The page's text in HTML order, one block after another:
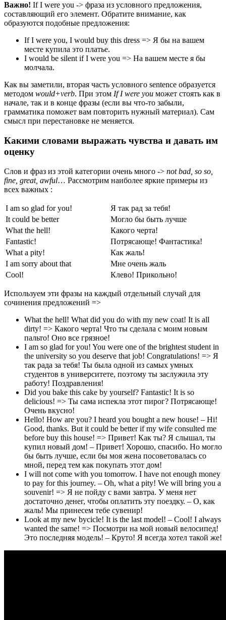
Важно! If I were you -> фраза из условного предложения,
составляющий его элемент. Обратите внимание, как
образуются подобные предложения:
If I were you, I would buy this dress => Я бы на вашем
месте купила это платье.
I would be silent if I were you => На вашем месте я бы
молчала.
Как вы заметили, вторая часть условного sentence образуется
методом would+verb. При этом If I were you может стоять как в
начале, так и в конце фразы (если вы что-то забыли,
грамматика поможет вам повторить нужный материал). Сам
смысл при перестановке не меняется.
Какими словами выражать чувства и давать им
оценку
Слов и фраз из этой категории очень много -> not bad, so so,
fine, great, awful… Рассмотрим наиболее яркие примеры из
всех важных :
I am so glad for you!
Я так рад за тебя!
It could be better
Могло бы быть лучше
What the hell!
Какого черта!
Fantastic!
Потрясающе! Фантастика!
What a pity!
Как жаль!
I am sorry about that
Мне очень жаль
Cool!
Клево! Прикольно!
Используем эти фразы на каждый отдельный случай для
сочинения предложений =>
What the hell! What did you do with my new coat! It is all
dirty! => Какого черта! Что ты сделала с моим новым
пальто! Оно все грязное!
I am so glad for you! You were one of the brightest student in
the university so you deserve that job! Congratulations! => Я
так рада за тебя! Ты была одной из самых умных
студентов в университете, поэтому ты заслужила эту
работу! Поздравления!
Did you bake this cake by yourself? Fantastic! It is so
delicious! => Ты сама испекла этот пирог? Потрясающе!
Очень вкусно!
Hello! How are you? I heard you bought a new house! – Hi!
Good, thanks. But it could be better if my wife consulted me
before buy this house! => Привет! Как ты? Я слышал, ты
купил новый дом! – Привет! Хорошо, спасибо. Но могло
бы быть лучше, если бы моя жена посоветовалась со
мной, перед тем как покупать этот дом!
I will not come with you tomorrow. I have not enough money
to pay for this journey. – Oh, what a pity! We will bring you a
souvenir! => Я не пойду с вами завтра. У меня нет
достаточно денег, чтобы оплатить эту поездку. – О, как
жаль! Мы принесем тебе сувенир!
Look at my new bycicle! It is the last model! – Cool! I always
wanted the same! => Посмотри на мой новый велосипед!
Это последняя модель! – Круто! Я всегда хотел такой же!